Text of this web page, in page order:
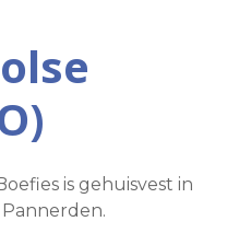
is gehuisvest in
Pannerden.